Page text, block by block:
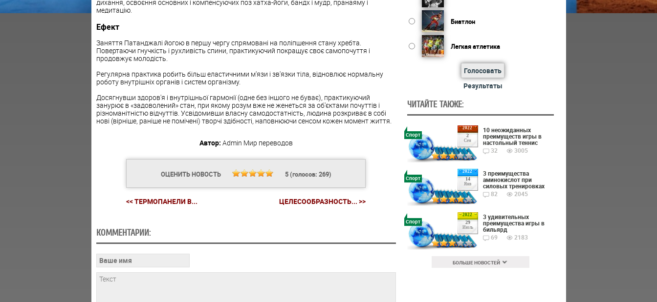
дихання, освоєння основних і компенсуючих поз хатха-йоги, бандх і мудр, пранаяму і
медитацію.
Ефект
Заняття Патанджалі йогою в першу чергу спрямовані на поліпшення стану хребта.
Повертаючи гнучкість і рухливість спини, практикуючий покращує своє самопочуття і
продовжує молодість.
Регулярна практика робить більш еластичними м'язи і зв'язки тіла, відновлює нормальну
роботу внутрішніх органів і систем організму.
Досягнувши здоров'я і внутрішньої гармонії (одне без іншого не буває), практикуючий
занурює в «задоволений» стан, при якому розум вже не женеться за об'єктами почуттів і
різноманітністю відчуттів. Усвідомивши власну самодостатність, людина розкриває в собі
нові (вірніше, раніше не помічені) творчі здібності, наповнюючи сенсом кожен момент життя.
Автор: Admin Мир переводов
ОЦЕНИТЬ НОВОСТЬ 5(голосов: 269)
<< ТЕРМОПАНЕЛИ В... ЦЕЛЕСООБРАЗНОСТЬ... >>
КОММЕНТАРИИ:
Биатлон
Легкая атлетика
Голосовать
Результаты
ЧИТАЙТЕ ТАКЖЕ:
2022
2
Сен
Спорт
10 неожиданных
преимуществ игры в
настольный теннис
32
3005
2022
14
Янв
Спорт
3 преимущества
аминокислот при
силовых тренировках
82
2045
2022
29
Июль
Спорт
3 удивительных
преимущества игры в
бильярд
69
2183
БОЛЬШЕ НОВОСТЕЙ